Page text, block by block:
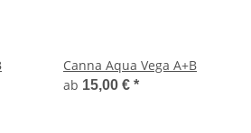
Canna Aqua Vega A+B
ab 15,00 € *